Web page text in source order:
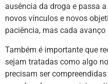
ausência da droga e passa
novos vínculos e novos
paciência, mas cada avanço
Também é importante que
sejam tratadas como algo
precisam ser